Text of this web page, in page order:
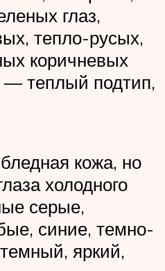
глаз,
тепло-русых,
коричневых
— теплый подтип,
кожа, но
холодного
серые,
синие, темно-
яркий,